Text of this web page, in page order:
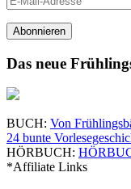
Mail-
Adresse
Abonnieren
Das neue
BUCH: Von
24 bunte
HÖRBUCH:
*Affiliate Links